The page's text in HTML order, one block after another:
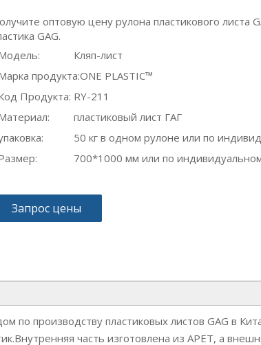
оптовую цену рулона пластикового листа
GAG.
Кляп-лист
продукта:ONE PLASTIC™
Продукта: RY-211
пластиковый лист ГАГ
50 кг в одном рулоне или по
700*1000 мм или по
Запрос цены
по производству пластиковых листов GAG в
часть изготовлена ​​из APET, а